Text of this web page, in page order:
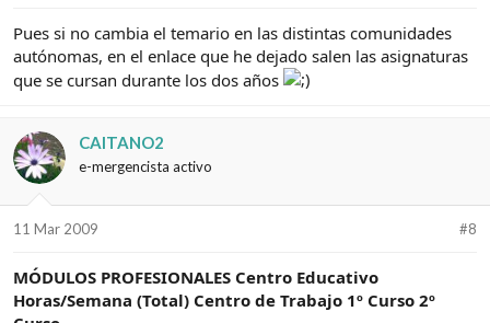
Pues si no cambia el temario en las distintas comunidades
autónomas, en el enlace que he dejado salen las asignaturas
que se cursan durante los dos años
CAITANO2
e-mergencista activo
11 Mar 2009 #8
MÓDULOS PROFESIONALES Centro Educativo
Horas/Semana (Total) Centro de Trabajo 1º Curso 2º